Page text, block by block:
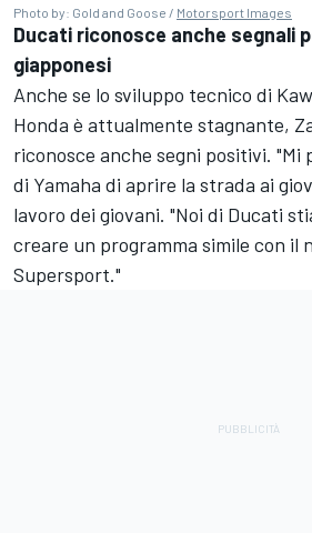
Photo by: Gold and Goose / Motorsport Images
Ducati riconosce anche segnali
giapponesi
Anche se lo sviluppo tecnico di
Honda è attualmente stagnante,
riconosce anche segni positivi. "Mi
di Yamaha di aprire la strada ai
lavoro dei giovani. "Noi di Ducati
creare un programma simile con il
Supersport."